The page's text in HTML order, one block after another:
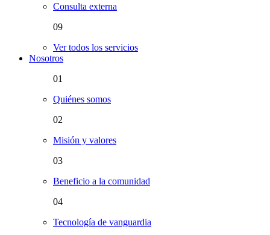
Consulta externa
09
Ver todos los servicios
Nosotros
01
Quiénes somos
02
Misión y valores
03
Beneficio a la comunidad
04
Tecnología de vanguardia